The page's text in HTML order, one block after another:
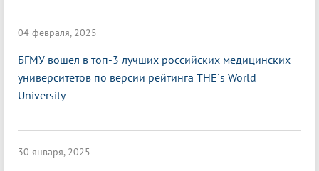
04 февраля, 2025
БГМУ вошел в топ-3 лучших российских медицинских
университетов по версии рейтинга THE`s World
University
30 января, 2025